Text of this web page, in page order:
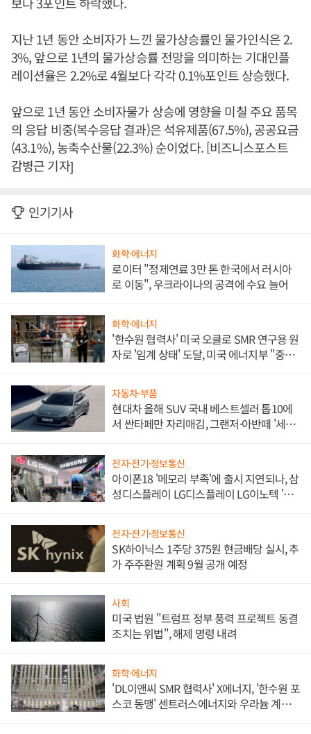
지난 1년 동안 소비자가 느낀 물가상승률인 물가인식은 2.
3%, 앞으로 1년의 물가상승률 전망을 의미하는 기대인플
레이션율은 2.2%로 4월보다 각각 0.1%포인트 상승했다.
앞으로 1년 동안 소비자물가 상승에 영향을 미칠 주요 품목
의 응답 비중(복수응답 결과)은 석유제품(67.5%), 공공요금
(43.1%), 농축수산물(22.3%) 순이었다. [비즈니스포스트
감병근 기자]
인기기사
화학·에너지
로이터 "정제연료 3만 톤 한국에서 러시아
로 이동", 우크라이나의 공격에 수요 늘어
화학·에너지
'한수원 협력사' 미국 오클로 SMR 연구용 원
자로 '임계 상태' 도달, 미국 에너지부 "중요
자동차·부품
현대차 올해 SUV 국내 베스트셀러 톱10에
서 싼타페만 자리매김, 그랜저·아반떼 '세단
전자·전기·정보통신
아이폰18 '메모리 부족'에 출시 지연되나, 삼
성디스플레이 LG디스플레이 LG이노텍 '탈
전자·전기·정보통신
SK하이닉스 1주당 375원 현금배당 실시, 추
가 주주환원 계획 9월 공개 예정
사회
미국 법원 "트럼프 정부 풍력 프로젝트 동결
조치는 위법", 해제 명령 내려
화학·에너지
'DL이앤씨 SMR 협력사' X에너지, '한수원 포
스코 동맹' 센트러스에너지와 우라늄 계약